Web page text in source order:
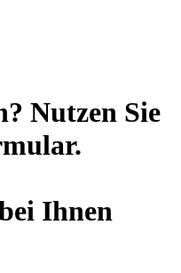
Nutzen Sie
Ihnen